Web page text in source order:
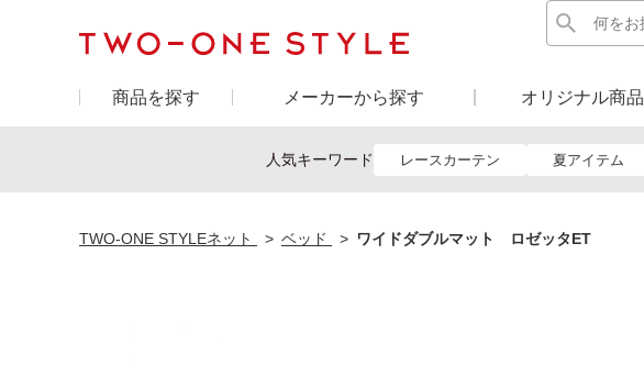
商品を探す メーカーから探す オリジナル商品
人気キーワード レースカーテン 夏アイテム
TWO-ONE STYLEネット ベッド ワイドダブルマット ロゼッタET